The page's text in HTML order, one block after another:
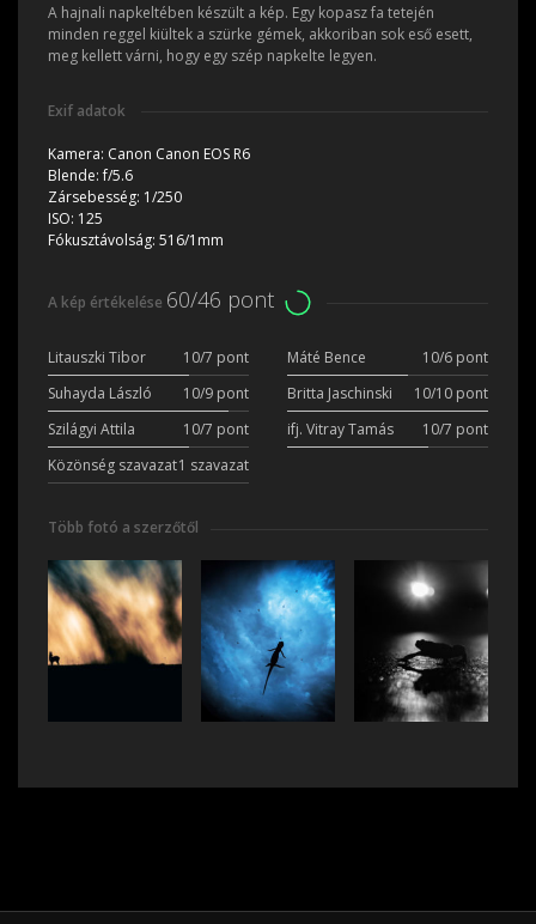
A hajnali napkeltében készült a kép. Egy kopasz fa tetején
minden reggel kiültek a szürke gémek, akkoriban sok eső esett,
meg kellett várni, hogy egy szép napkelte legyen.
Exif adatok
Kamera: Canon Canon EOS R6
Blende:f/5.6
Zársebesség: 1/250
ISO: 125
Fókusztávolság: 516/1mm
A kép értékelése 60/46 pont
Litauszki Tibor 10/7 pont Máté Bence
10/6 pont
Suhayda László
10/9 pont Britta Jaschinski
10/10 pont
Szilágyi Attila
10/7 pont ifj. Vitray Tamás
10/7 pont
Közönség szavazat1 szavazat
Több fotó a szerzőtől